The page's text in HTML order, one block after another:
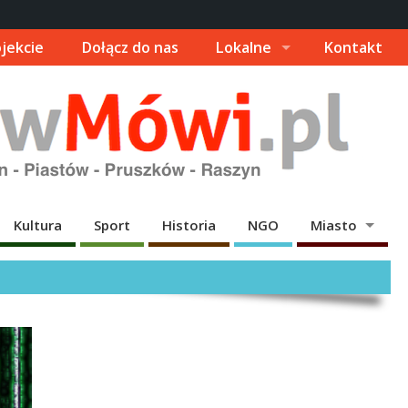
Dołącz do nas Lokalne Kontakt
Kultura Sport Historia NGO Miasto